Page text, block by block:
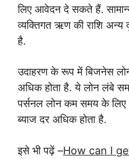
लिए आवेदन दे सकते हैं.
व्यक्तिगत ऋण की राशि
है.
उदाहरण के रूप में बिजनेस
अधिक होता है. ये लोन लंबे
पर्सनल लोन कम समय के लिए
ब्याज दर अधिक होता है.
इसे भी पढ़ें –How can I